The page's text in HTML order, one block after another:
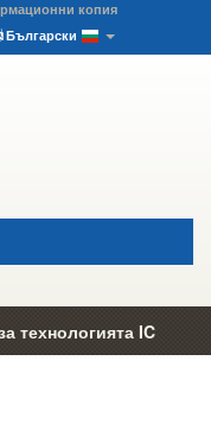
копия
Български
технологията IC